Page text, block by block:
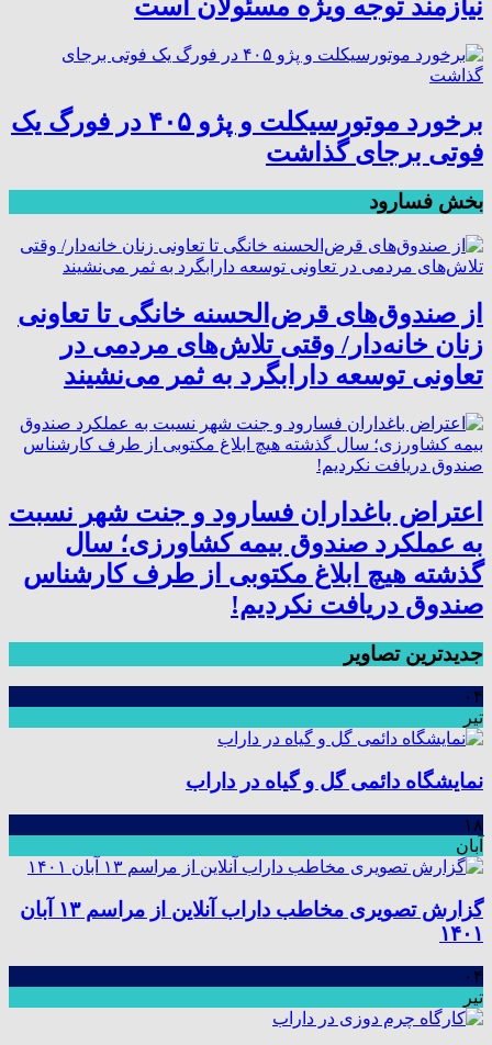
نیازمند توجه ویژه مسئولان است
برخورد موتورسیکلت و پژو ۴۰۵ در فورگ یک
فوتی برجای گذاشت
بخش فسارود
از صندوق‌های قرض‌الحسنه خانگی تا تعاونی
زنان خانه‌دار/ وقتی تلاش‌های مردمی در
تعاونی توسعه دارابگرد به ثمر می‌نشیند
اعتراض باغداران فسارود و جنت شهر نسبت
به عملکرد صندوق بیمه کشاورزی؛ سال
گذشته هیچ ابلاغ مکتوبی از طرف کارشناس
صندوق دریافت نکردیم!
جدیدترین تصاویر
۰۴
تیر
نمایشگاه دائمی گل و گیاه در داراب
۱۸
آبان
گزارش تصویری مخاطب داراب آنلاین از مراسم ۱۳ آبان
۱۴٠۱
۰۴
تیر